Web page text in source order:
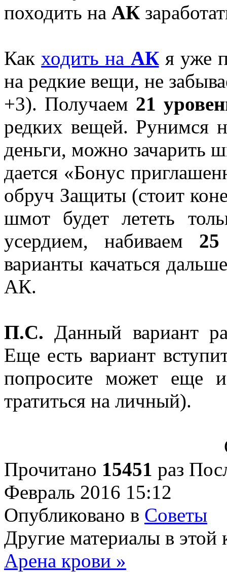
походить на АК
Как ходить на АКя уже
на редкие вещи, не
+3). Получаем 21
редких вещей. Рунимся
деньги, можно зачарить
дается «Бонус
обруч Защиты (стоит
шмот будет лететь
усердием, набиваем 25
варианты качаться
АК.
П.С.Данный вариант
Еще есть вариант
попросите может еще
тратиться на личный).
Прочитано 15451 раз
Февраль 2016 15:12
Опубликовано в Советы
Другие материалы в этой
Арена крови »